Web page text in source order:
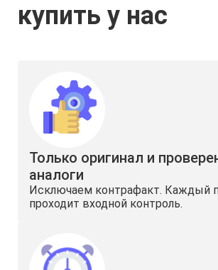
купить у нас
Только оригинал и
аналоги
Исключаем контрафакт. Каждый
проходит входной контроль.